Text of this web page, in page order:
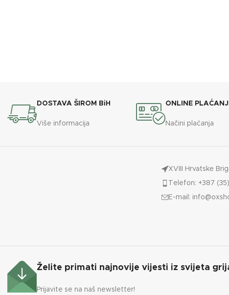
DOSTAVA ŠIROM BiH
Više informacija
ONLINE
Načini plaćanja
XVIII Hrvatske
Telefon: +387 (35)
E-mail:
Želite primati najnovije vijesti iz svijeta
Prijavite se na naš newsletter!